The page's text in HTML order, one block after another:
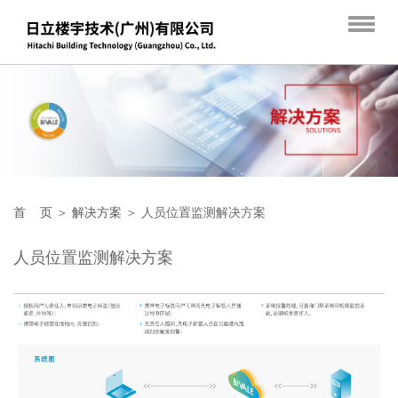
首 页 ＞ 解决方案 ＞ 人员位置监测解决方案
人员位置监测解决方案